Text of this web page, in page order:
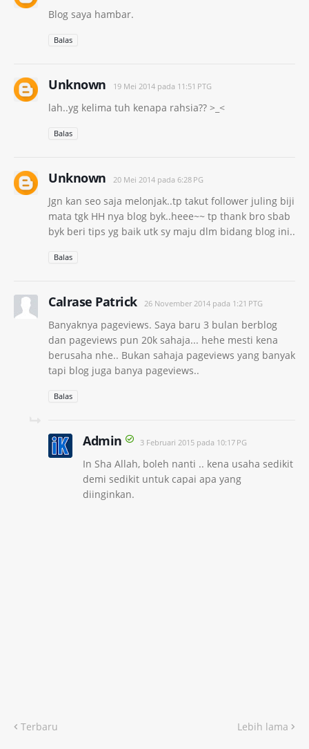
Blog saya hambar.
Balas
Unknown 19 Mei 2014 pada 11:51 PTG
lah..yg kelima tuh kenapa rahsia?? >_<
Balas
Unknown 20 Mei 2014 pada 6:28 PG
Jgn kan seo saja melonjak..tp takut follower juling biji
mata tgk HH nya blog byk..heee~~ tp thank bro sbab
byk beri tips yg baik utk sy maju dlm bidang blog ini..
Balas
Calrase Patrick 26 November 2014 pada 1:21 PTG
Banyaknya pageviews. Saya baru 3 bulan berblog
dan pageviews pun 20k sahaja... hehe mesti kena
berusaha nhe.. Bukan sahaja pageviews yang banyak
tapi blog juga banya pageviews..
Balas
Admin 3 Februari 2015 pada 10:17 PG
In Sha Allah, boleh nanti .. kena usaha sedikit
demi sedikit untuk capai apa yang
diinginkan.
Terbaru Lebih lama